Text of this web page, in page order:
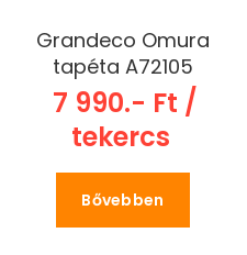
Grandeco Omura
tapéta A72105
7 990.- Ft /
tekercs
Bővebben